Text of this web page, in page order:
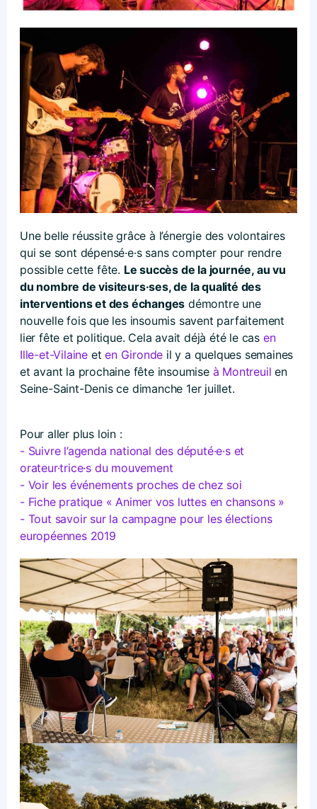
Une belle réussite grâce à l’énergie des volontaires
qui se sont dépensé·e·s sans compter pour rendre
possible cette fête. Le succès de la journée, au vu
du nombre de visiteurs·ses, de la qualité des
interventions et des échanges démontre une
nouvelle fois que les insoumis savent parfaitement
lier fête et politique. Cela avait déjà été le cas en
Ille-et-Vilaine eten Gironde il y a quelques semaines
et avant la prochaine fête insoumise à Montreuil en
Seine-Saint-Denis ce dimanche 1er juillet.
Pour aller plus loin :
- Suivre l’agenda national des député·e·s et
orateur·trice·s du mouvement
- Voir les événements proches de chez soi
- Fiche pratique « Animer vos luttes en chansons »
- Tout savoir sur la campagne pour les élections
européennes 2019